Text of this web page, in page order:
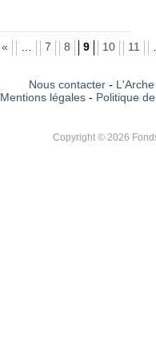
« 7 8 9 10 11
Nous contacter-
Mentions légales - Politique
Copyright © 2026